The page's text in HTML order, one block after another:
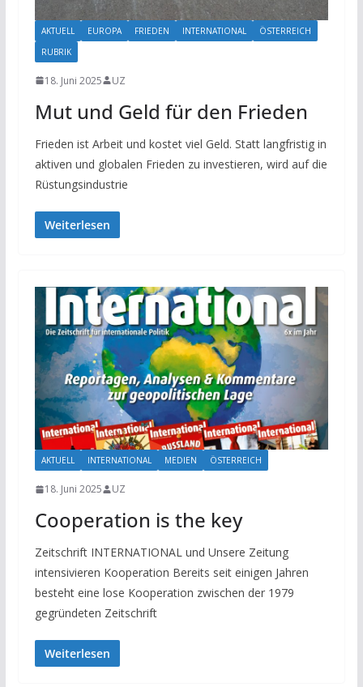
AKTUELL EUROPA FRIEDEN INTERNATIONAL
ÖSTERREICH
RUBRIK
18. Juni 2025 UZ
Mut und Geld für den Frieden
Frieden ist Arbeit und kostet viel Geld. Statt langfristig in
aktiven und globalen Frieden zu investieren, wird auf die
Rüstungsindustrie
Weiterlesen
AKTUELL INTERNATIONAL MEDIEN ÖSTERREICH
18. Juni 2025 UZ
Cooperation is the key
Zeitschrift INTERNATIONAL und Unsere Zeitung
intensivieren Kooperation Bereits seit einigen Jahren
besteht eine lose Kooperation zwischen der 1979
gegründeten Zeitschrift
Weiterlesen